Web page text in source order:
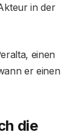
in der
einen
er einen
die